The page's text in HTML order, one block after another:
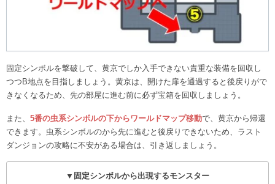
固定シンボルを撃破して、黄京でしか入手できない貴重な装備を回収し
つつB地点を目指しましょう。黄京は、開けた扉を通過すると後戻りがで
きなくなるため、先の部屋に進む前に必ず宝箱を回収しましょう。
また、 5番の虫系シンボルの下からワールドマップ移動で、黄京から帰還
できます。虫系シンボルのから先に進むと後戻りできないため、ラスト
ダンジョンの攻略に不安がある場合は、引き返しましょう。
▼固定シンボルから出現するモンスター